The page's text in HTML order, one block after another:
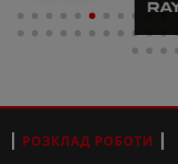
РОЗКЛАД РОБОТИ